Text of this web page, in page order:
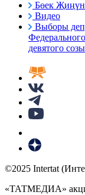
Бөек
Видео
Выборы
девятого
©2025 Intertat
«ТАТМЕДИА»